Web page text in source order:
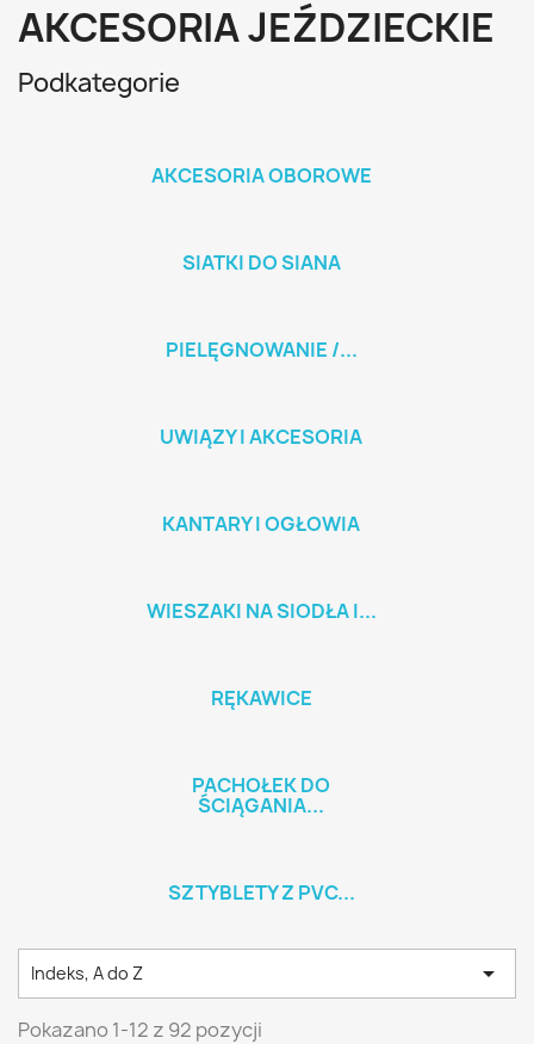
AKCESORIA JEŹDZIECKIE
Podkategorie
AKCESORIA OBOROWE
SIATKI DO SIANA
PIELĘGNOWANIE /...
UWIĄZY I AKCESORIA
KANTARY I OGŁOWIA
WIESZAKI NA SIODŁA I...
RĘKAWICE
PACHOŁEK DO
ŚCIĄGANIA...
SZTYBLETY Z PVC...
Indeks, A do Z 
Pokazano 1-12 z 92 pozycji